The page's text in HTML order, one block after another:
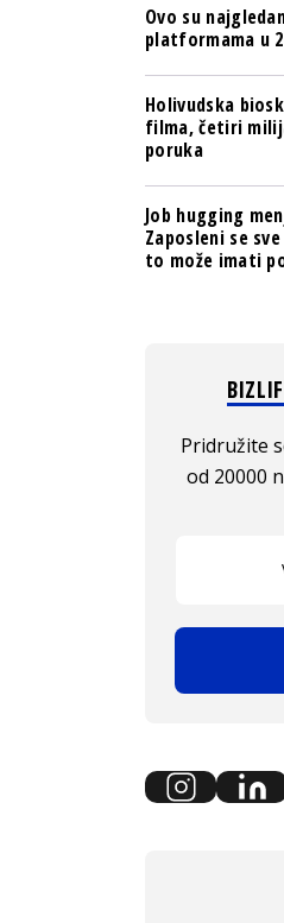
Ovo su
platformama u
Holivudska
filma, četiri
poruka
Job hugging
Zaposleni se
to može imati
Pridružite
od 20000